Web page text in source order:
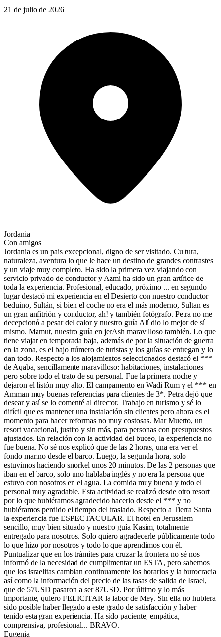
21 de julio de 2026
Jordania
Con amigos
Jordania es un pais excepcional, digno de ser visitado. Cultura,
naturaleza, aventura lo que le hace un destino de grandes contrastes
y un viaje muy completo. Ha sido la primera vez viajando con
servicio privado de conductor y Azmi ha sido un gran artífice de
toda la experiencia. Profesional, educado, próximo ... en segundo
lugar destacó mi experiencia en el Desierto con nuestro conductor
beduino, Sultán, si bien el coche no era el más moderno, Sultan es
un gran anfitrión y conductor, ah! y también fotógrafo. Petra no me
decepcionó a pesar del calor y nuestro guía Alí dio lo mejor de sí
mismo. Mamut, nuestro guía en jerAsh maravilloso también. Lo que
tiene viajar en temporada baja, además de por la situación de guerra
en la zona, es el bajo número de turistas y los guías se entregan y lo
dan todo. Respecto a los alojamientos seleccionados destacó el ***
de Aqaba, sencillamente maravilloso: habitaciones, instalaciones
pero sobre todo el trato de su personal. Fue la primera noche y
dejaron el listón muy alto. El campamento en Wadi Rum y el *** en
Amman muy buenas referencias para clientes de 3*. Petra dejó que
desear y así se lo comenté al director. Trabajo en turismo y sé lo
difícil que es mantener una instalación sin clientes pero ahora es el
momento para hacer reformas no muy costosas. Mar Muerto, un
resort vacacional, justito y sin más, para personas con presupuestos
ajustados. En relación con la actividad del buceo, la experiencia no
fue buena. No sé nos explicó que de las 2 horas, una era ver el
fondo marino desde el barco. Luego, la segunda hora, solo
estuvimos haciendo snorkel unos 20 minutos. De las 2 personas que
iban en el barco, solo uno hablaba inglés y no era la persona que
estuvo con nosotros en el agua. La comida muy buena y todo el
personal muy agradable. Esta actividad se realizó desde otro resort
por lo que hubiéramos agradecido hacerlo desde el *** y no
hubiéramos perdido el tiempo del traslado. Respecto a Tierra Santa
la experiencia fue ESPECTACULAR. El hotel en Jerusalem
sencillo, muy bien situado y nuestro guía Kasim, totalmente
entregado para nosotros. Solo quiero agradecerle públicamente todo
lo que hizo por nosotros y todo lo que aprendimos con él.
Puntualizar que en los trámites para cruzar la frontera no sé nos
informó de la necesidad de cumplimentar un ESTA, pero sabemos
que los israelitas cambian continuamente los horarios y la burocracia
así como la información del precio de las tasas de salida de Israel,
que de 57USD pasaron a ser 87USD. Por último y lo más
importante, quiero FELICITAR la labor de Mey. Sin ella no hubiera
sido posible haber llegado a este grado de satisfacción y haber
tenido esta gran experiencia. Ha sido paciente, empática,
comprensiva, profesional... BRAVO.
Eugenia